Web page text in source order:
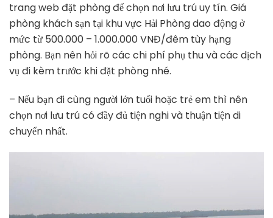
trang web đặt phòng để chọn nơi lưu trú uy tín. Giá
phòng khách sạn tại khu vực Hải Phòng dao động ở
mức từ 500.000 – 1.000.000 VNĐ/đêm tùy hạng
phòng. Bạn nên hỏi rõ các chi phí phụ thu và các dịch
vụ đi kèm trước khi đặt phòng nhé.
– Nếu bạn đi cùng người lớn tuổi hoặc trẻ em thì nên
chọn nơi lưu trú có đầy đủ tiện nghi và thuận tiện di
chuyển nhất.